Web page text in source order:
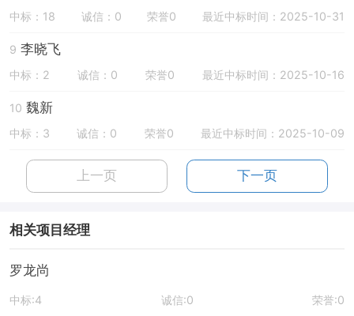
中标：18 诚信：0 荣誉0 最近中标时间：2025-10-31
9 李晓飞
中标：2 诚信：0 荣誉0 最近中标时间：2025-10-16
10 魏新
中标：3 诚信：0 荣誉0 最近中标时间：2025-10-09
上一页 下一页
相关项目经理
罗龙尚
中标:4 诚信:0 荣誉:0